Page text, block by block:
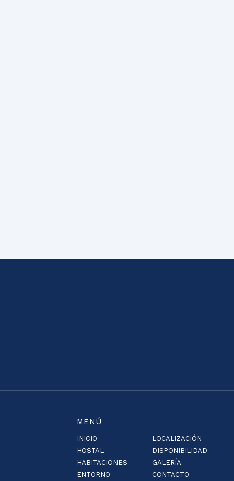
MENÚ
INICIO
HOSTAL
HABITACIONES
ENTORNO
LOCALIZACIÓN
DISPONIBILIDAD
GALERÍA
CONTACTO